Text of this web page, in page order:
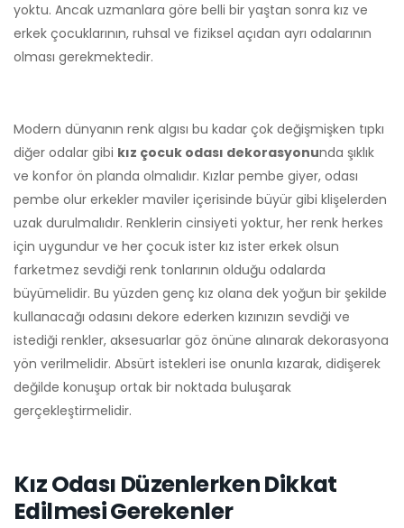
yoktu. Ancak uzmanlara göre belli bir yaştan sonra kız ve
erkek çocuklarının, ruhsal ve fiziksel açıdan ayrı odalarının
olması gerekmektedir.
Modern dünyanın renk algısı bu kadar çok değişmişken tıpkı
diğer odalar gibi kız çocuk odası dekorasyonunda şıklık
ve konfor ön planda olmalıdır. Kızlar pembe giyer, odası
pembe olur erkekler maviler içerisinde büyür gibi klişelerden
uzak durulmalıdır. Renklerin cinsiyeti yoktur, her renk herkes
için uygundur ve her çocuk ister kız ister erkek olsun
farketmez sevdiği renk tonlarının olduğu odalarda
büyümelidir. Bu yüzden genç kız olana dek yoğun bir şekilde
kullanacağı odasını dekore ederken kızınızın sevdiği ve
istediği renkler, aksesuarlar göz önüne alınarak dekorasyona
yön verilmelidir. Absürt istekleri ise onunla kızarak, didişerek
değilde konuşup ortak bir noktada buluşarak
gerçekleştirmelidir.
Kız Odası Düzenlerken Dikkat
Edilmesi Gerekenler